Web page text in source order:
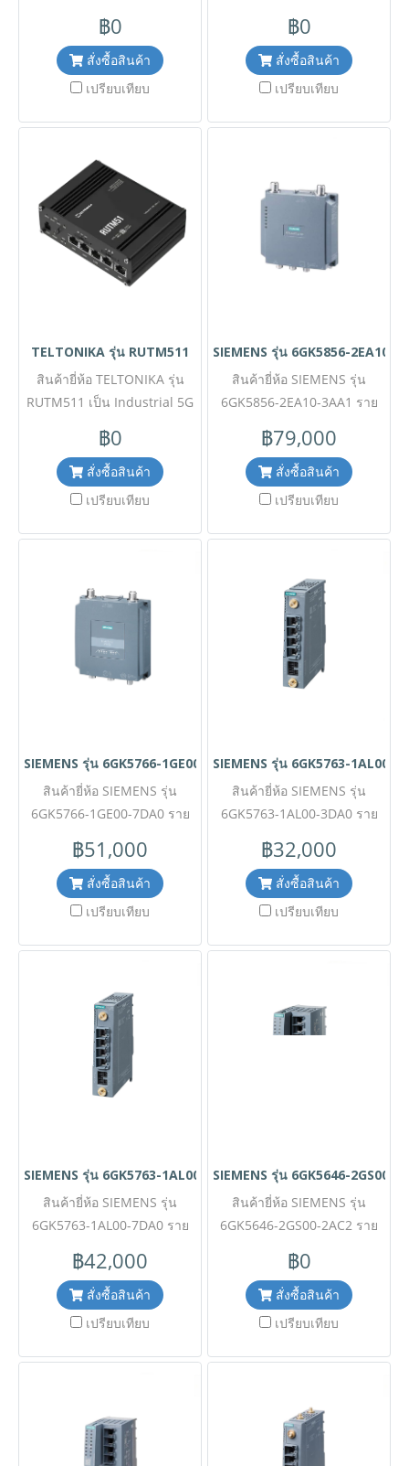
ความแข็งแรงทนทานระดับ
พรีเมียม ออกแบบมาเพื่อรองรับ
อุปกรณ์ IT มาตรฐาน 19 นิ้ว
(กว้าง 800 x สูง 2,000 x ลึก
ที่แข็งแกร่งรองรับน้ำหนักได้
สูงสุดถึง 1,500 กิโลกรัม มา
พร้อมประตูหน้ากระจกนิรภัย
เปิดได้กว้างถึง 180 องศา และ
ประตูหลังแบบเหล็กแบ่งครึ่ง
ช่วยให้จัดการอุปกรณ์และสาย
(Data Center) และงานติดตั้ง
ระบบเครือข่ายระดับมืออาชีพที่
ต้องการความน่าเชื่อถือและ
ราคาพิเศษสำหรับงานโครงการ
ติดต่อ Mobile : 063-879-9917
Line ID @aimonline *ราคา
โดยไม่แจ้งให้ทราบล่วงหน้า
฿0
สั่งซื้อสินค้า
เปรียบเทียบ
(Industrial Ethernet Switch)
ประสิทธิภาพสูง มาพร้อม
เทคโนโลยี PoE (Power over
ข้อมูลที่เสถียรและความเร็วสูง
รุนแรง ไม่ว่าจะเป็นด้าน
อุณหภูมิหรือการรบกวนของ
โครงการที่ต้องการโครงสร้าง
รักษาความปลอดภัยอัจฉริยะใน
ระดับอุตสาหกรรม ✅ ขอราคา
พิเศษสำหรับงานโครงการ
Line ID @aimonline *ราคา
สินค้าอาจจะมีการเปลี่ยนแปลง
โดยไม่แจ้งให้ทราบล่วงหน้า
ราคา
฿0
สั่งซื้อสินค้า
เปรียบเทียบ
TELTONIKA รุ่น RUTM511
สินค้ายี่ห้อ TELTONIKA รุ่น
RUTM511 เป็น Industrial 5G
ล่าสุด รองรับการเชื่อมต่อ 5G ที่
มีความเร็วสูง พร้อมความ
สามารถในการรองรับ Dual
เพื่อการรับส่งข้อมูลที่รวดเร็ว
การใช้งานในระดับ
อุตสาหกรรมด้วยความทนทาน
สูง ติดตั้งระบบรักษาความ
ปลอดภัยเครือข่ายที่ครบถ้วน
เหมาะสำหรับโครงการ IoT ขั้น
ความเสถียรของเครือข่ายระดับ
สูงสุด ✅ ขอราคาพิเศษสำหรับ
งานโครงการติดต่อ Mobile :
@aimonline *ราคาสินค้าอาจ
จะมีการเปลี่ยนแปลงโดยไม่แจ้ง
ให้ทราบล่วงหน้า กรุณาติดต่อ
฿0
สั่งซื้อสินค้า
เปรียบเทียบ
SIEMENS รุ่น 6GK5856-2EA10-
สินค้ายี่ห้อ SIEMENS รุ่น
6GK5856-2EA10-3AA1 ราย
อุตสาหกรรมอัจฉริยะรองรับ
เครือข่าย 5G (Industrial 5G
Router) ตระกูล SCALANCE
มาตรฐาน IP65 รองรับการ
ถือ 3G/4G/5G ทั้งแบบ
สาธารณะและ Private 5G มา
พร้อมพอร์ตเชื่อมต่อระดับ
Gigabit และระบบความ
ปลอดภัยขั้นสูงด้วยฟังก์ชัน
ภายนอกตู้ควบคุมเพื่อเชื่อมต่อ
ระบบและเครื่องจักรอัตโนมัติ
ระยะไกล ✅ ขอราคาพิเศษ
Mobile : 063-879-9917 Line
ID @aimonline *ราคาสินค้า
อาจจะมีการเปลี่ยนแปลงโดยไม่
ติดต่อฝ่ายขายเพื่ออัพเดทราคา
฿79,000
สั่งซื้อสินค้า
เปรียบเทียบ
SIEMENS รุ่น 6GK5766-1GE00-7DA0
สินค้ายี่ห้อ SIEMENS รุ่น
6GK5766-1GE00-7DA0 ราย
สัญญาณเครือข่ายไร้สายระดับ
อุตสาหกรรม (IWLAN Access
Point) ตระกูล SCALANCE
Wi-Fi 6 (IEEE 802.11ax) คลื่น
1,201 Mbps มาพร้อมพอร์ต
เชื่อมต่อเครือข่ายแบบ M12
ระดับ Gigabit และขั้วต่อเสา
อากาศแบบ N-Connect 2 ช่อง
ตัวเรือนมาตรฐาน IP65
ภายนอกตู้ควบคุมในสภาพ
แวดล้อมอุตสาหกรรมที่สมบุก
สมบัน ✅ ขอราคาพิเศษสำหรับ
063-879-9917 Line ID
@aimonline *ราคาสินค้าอาจ
จะมีการเปลี่ยนแปลงโดยไม่แจ้ง
ฝ่ายขายเพื่ออัพเดทราคา
฿51,000
สั่งซื้อสินค้า
เปรียบเทียบ
SIEMENS รุ่น 6GK5763-1AL00-
สินค้ายี่ห้อ SIEMENS รุ่น
6GK5763-1AL00-3DA0 ราย
สัญญาณเครือข่ายไร้สายระดับ
อุตสาหกรรม (Client Module)
ตระกูล SCALANCE WUM763-
(IEEE 802.11ax) คลื่น 2.4/5
Gigabit RJ45 และจุดต่อเสา
พิเศษสำหรับงานโครงการ
ติดต่อ Mobile : 063-879-9917
Line ID @aimonline *ราคา
โดยไม่แจ้งให้ทราบล่วงหน้า
กรุณาติดต่อฝ่ายขายเพื่ออัพเดท
ราคา
฿32,000
สั่งซื้อสินค้า
เปรียบเทียบ
SIEMENS รุ่น 6GK5763-1AL00-7DA0
สินค้ายี่ห้อ SIEMENS รุ่น
6GK5763-1AL00-7DA0 ราย
สัญญาณเครือข่ายไร้สายระดับ
อุตสาหกรรม (Industrial
Wireless LAN Access Point)
SCALANCE WAM763-1 รหัส
มาตรฐานล่าสุด IEEE
802.11ax (Wi-Fi 6) บนคลื่น
฿42,000
สั่งซื้อสินค้า
เปรียบเทียบ
SIEMENS รุ่น 6GK5646-2GS00-
สินค้ายี่ห้อ SIEMENS รุ่น
6GK5646-2GS00-2AC2 ราย
ความปลอดภัยเครือข่ายระดับ
อุตสาหกรรม (Industrial
Security Appliance) จาก
SC646-2C รหัส 6GK5646-
ระบบ Firewall ประสิทธิภาพสูง
และรองรับการเชื่อมต่อ VPN
ได้สูงสุดถึง 200 Tunnels เพื่อ
฿0
สั่งซื้อสินค้า
เปรียบเทียบ